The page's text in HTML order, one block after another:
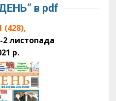
в pdf
(428),
листопада
р.